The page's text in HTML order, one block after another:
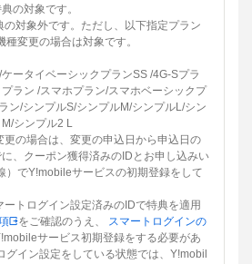
の対象です。
対象外です。ただし、以下指定プラン
変更の場合は対象です。
ータイベーシックプランSS /4G-Sプラ
ラン /スマホプラン/スマホベーシックプ
ン/シンプルS/シンプルM/シンプルL/シン
シンプル2 L
の場合は、変更の申込日から申込日の
、クーポン獲得済みのIDとお申し込みい
）でY!mobileサービスの初期登録をして
トログイン設定済みのIDで特典を適用
をご確認のうえ、
スマートログインの
サービス初期登録をする必要があ
グイン設定をしている状態では、Y!mobil